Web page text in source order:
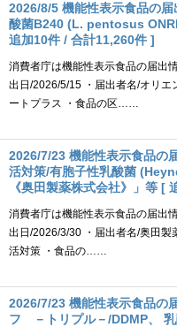
2026/8/5 機能性表示食品の
酸菌B240 (L. pentosus
追加10件 / 合計11,260件 ]
消費者庁は機能性表示食品の届出
出日/2026/5/15 ・届出者名/オリエ
ートプラス ・食品の区……
2026/7/23 機能性表示食品
活対策/有胞子性乳酸菌
《奥田製薬株式会社》」等 [
消費者庁は機能性表示食品の届出
出日/2026/3/30 ・届出者名/奥田製
活対策 ・食品の……
2026/7/23 機能性表示食品の
フ －トリプル－/DDMP、